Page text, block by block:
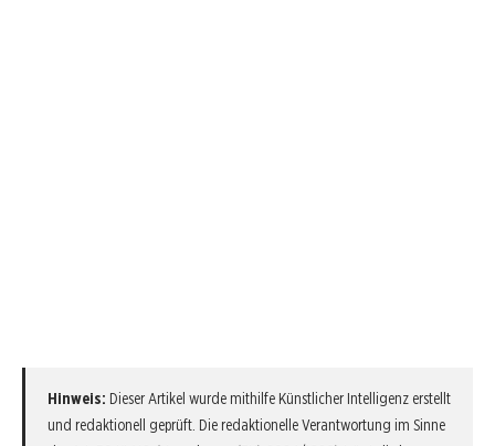
Hinweis: Dieser Artikel wurde mithilfe Künstlicher Intelligenz erstellt
und redaktionell geprüft. Die redaktionelle Verantwortung im Sinne